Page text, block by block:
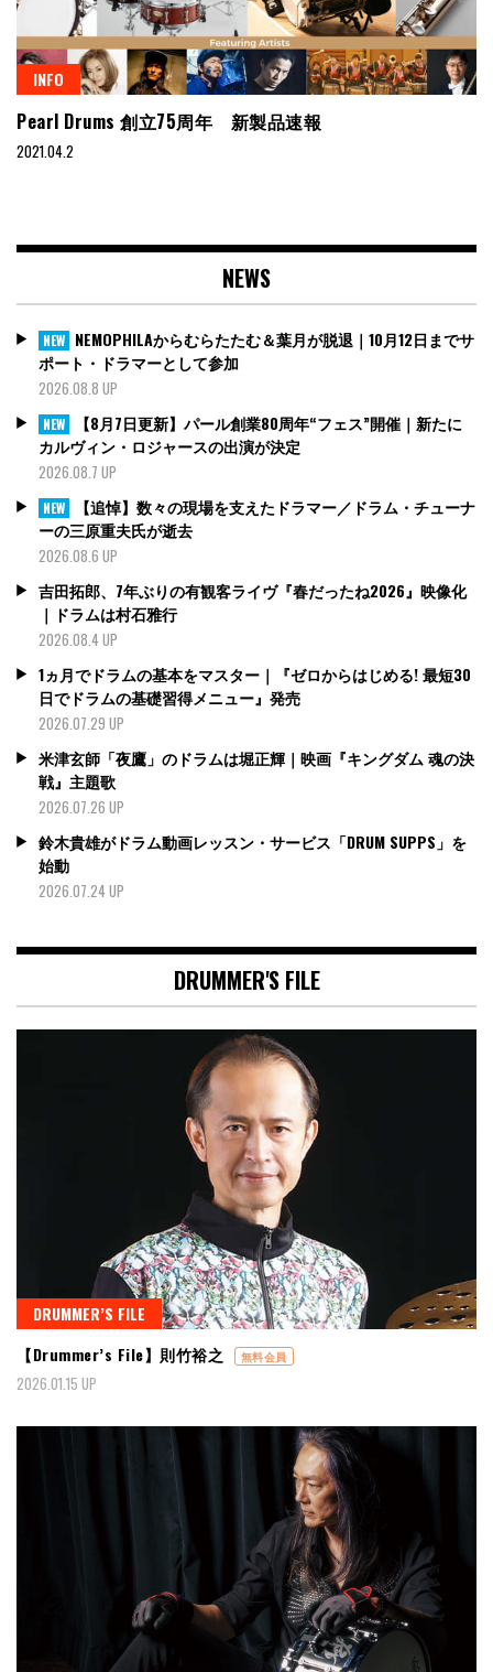
INFO
Pearl Drums 創立75周年 新製品速報
2021.04.2
NEWS
NEW NEMOPHILAからむらたたむ＆葉月が脱退｜10月12日までサ
ポート・ドラマーとして参加
2026.08.8 UP
NEW
【8月7日更新】パール創業80周年“フェス”開催｜新たに
カルヴィン・ロジャースの出演が決定
2026.08.7 UP
NEW
【追悼】数々の現場を支えたドラマー／ドラム・チューナ
ーの三原重夫氏が逝去
2026.08.6 UP
吉田拓郎、7年ぶりの有観客ライヴ『春だったね2026』映像化
｜ドラムは村石雅行
2026.08.4 UP
1ヵ月でドラムの基本をマスター｜『ゼロからはじめる! 最短30
日でドラムの基礎習得メニュー』発売
2026.07.29 UP
米津玄師「夜鷹」のドラムは堀正輝｜映画『キングダム 魂の決
戦』主題歌
2026.07.26 UP
鈴木貴雄がドラム動画レッスン・サービス「DRUM SUPPS」を
始動
2026.07.24 UP
DRUMMER'S FILE
DRUMMER’S FILE
【Drummer’s File】則竹裕之
無料会員
2026.01.15 UP